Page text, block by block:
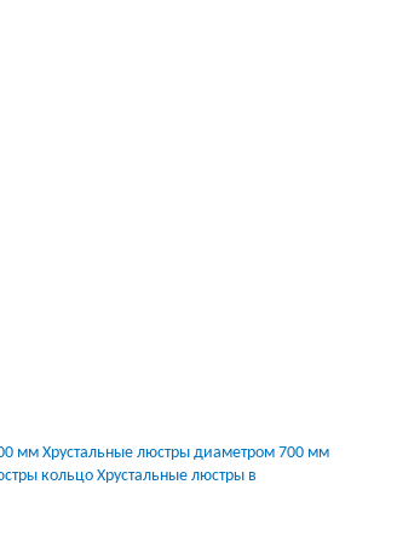
мм Хрустальные люстры диаметром 700 мм
кольцо Хрустальные люстры в